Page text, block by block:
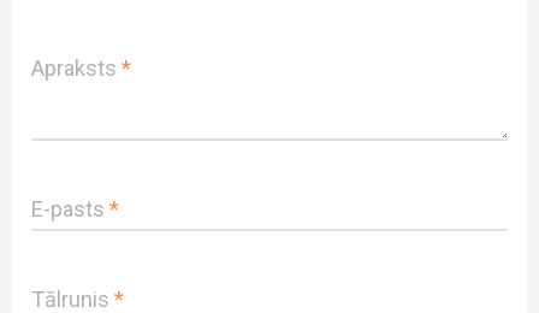
Apraksts *
E-pasts *
Tālrunis *